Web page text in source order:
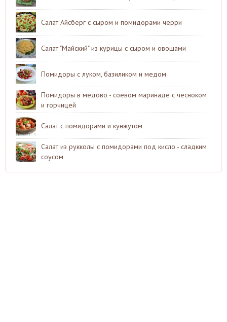
Салат Айсберг с сыром и помидорами черри
Салат "Майский" из курицы с сыром и овощами
Помидоры с луком, базиликом и медом
Помидоры в медово - соевом маринаде с чесноком
и горчицей
Салат с помидорами и кунжутом
Салат из рукколы с помидорами под кисло - сладким
соусом